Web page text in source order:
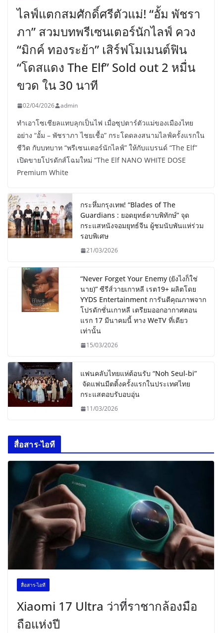
ไลฟ์แตกสมศักดิ์ศรีตัวแม่! “อั้ม พัชรา
ภา” สวมบทพรีเซนเตอร์นักไลฟ์ ควง
“มิกค์ ทองระย้า” เสิร์ฟโมเมนต์ฟิน
“โดสแดง The Elf” Sold out 2 หมื่น
ขวด ใน 30 นาที
02/04/2026 admin
ทำเอาโซเชียลแทบลุกเป็นไฟ เมื่อซุปตาร์ตัวแม่ของเมืองไทย
อย่าง “อั้ม – พัชราภา ไชยเชื้อ” กระโดดลงสนามไลฟ์ครั้งแรกใน
ชีวิต กับบทบาท “พรีเซนเตอร์นักไลฟ์” ให้กับแบรนด์ “The Elf”
เปิดขายโปรดักส์โฉมใหม่ “The Elf NANO WHITE DOSE
Premium White
กระหึ่มกรุงเทพ! “Blades of The
Guardians : ยอดยุทธ์ดาบพิทักษ์” จุด
กระแสหนังจอมยุทธ์จีน ผู้ชมนับพันแห่ร่วม
รอบพิเศษ
21/03/2026
“Never Forget Your Enemy (ยังไงก็ใช่
นาย)” ซีรีส์วายเกาหลี เรต19+ ผลิตโดย
YYDS Entertainment การันตีคุณภาพจาก
โปรดักชั่นเกาหลี เตรียมออกอากาศตอน
แรก 17 มีนาคมนี้ ทาง WeTV ที่เดียว
เท่านั้น
15/03/2026
แฟนคลับไทยแห่ต้อนรับ “Noh Seul-bi”
จัดแฟนมีตติ้งครั้งแรกในประเทศไทย
กระแสตอบรับอบอุ่น
11/03/2026
สื่อสาร-ไอที
สื่อสาร-ไอที
Xiaomi 17 Ultra ว่าที่ราชากล้องมือ
ถือแห่งปี